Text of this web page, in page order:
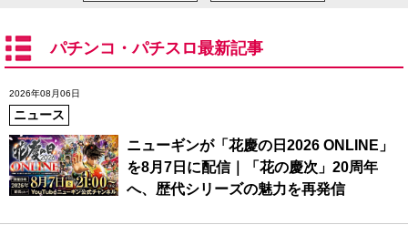
パチンコ・パチスロ最新記事
2026年08月06日
ニュース
ニューギンが「花慶の日2026 ONLINE」
を8月7日に配信｜「花の慶次」20周年
へ、歴代シリーズの魅力を再発信